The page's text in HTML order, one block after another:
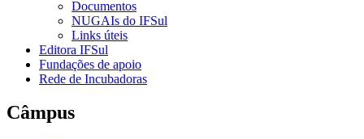
Documentos
NUGAIs do IFSul
Links úteis
Editora IFSul
Fundações de apoio
Rede de Incubadoras
Câmpus